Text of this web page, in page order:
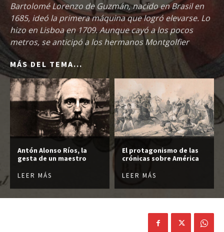
Bartolomé Lorenzo de Guzmán, nacido en Brasil en
1685, ideó la primera máquina que logró elevarse. Lo
hizo en Lisboa en 1709. Aunque cayó a los pocos
metros, se anticipó a los hermanos Montgolfier
MÁS DEL TEMA...
Antón Alonso Ríos, la
gesta de un maestro
LEER MÁS
El protagonismo de las
crónicas sobre América
LEER MÁS